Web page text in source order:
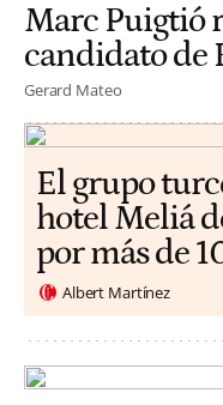
Marc Puigtió
candidato de
Gerard Mateo
El grupo
hotel Meliá
por más de
Albert Martínez